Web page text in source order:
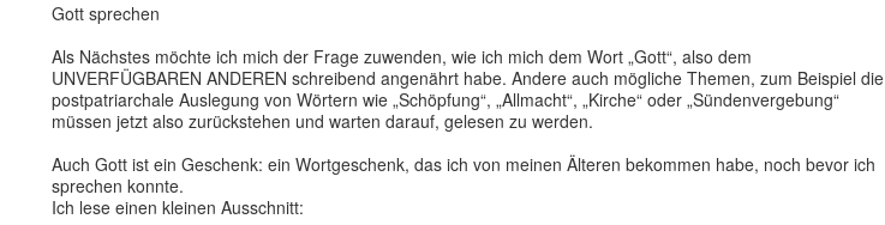
Gott sprechen
Als Nächstes möchte ich mich der Frage zuwenden, wie ich mich dem Wort „Gott“, also dem
UNVERFÜGBAREN ANDEREN schreibend angenährt habe. Andere auch mögliche Themen, zum Beispiel die
postpatriarchale Auslegung von Wörtern wie „Schöpfung“, „Allmacht“, „Kirche“ oder „Sündenvergebung“
müssen jetzt also zurückstehen und warten darauf, gelesen zu werden.
Auch Gott ist ein Geschenk: ein Wortgeschenk, das ich von meinen Älteren bekommen habe, noch bevor ich
sprechen konnte.
Ich lese einen kleinen Ausschnitt: